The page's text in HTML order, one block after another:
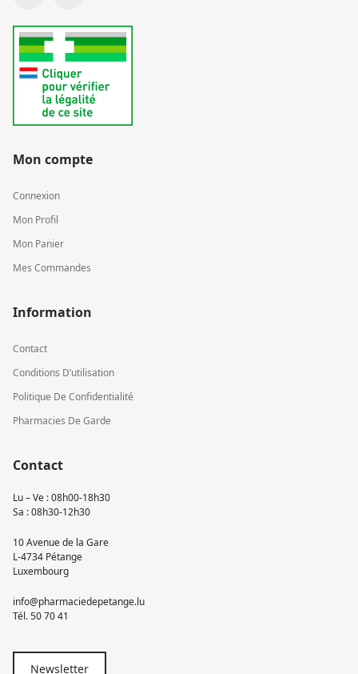
Mon compte
Connexion
Mon Profil
Mon Panier
Mes Commandes
Information
Contact
Conditions D’utilisation
Politique De Confidentialité
Pharmacies De Garde
Contact
Lu – Ve : 08h00-18h30
Sa : 08h30-12h30
10 Avenue de la Gare
L-4734 Pétange
Luxembourg
info@pharmaciedepetange.lu
Tél.50 70 41
Newsletter